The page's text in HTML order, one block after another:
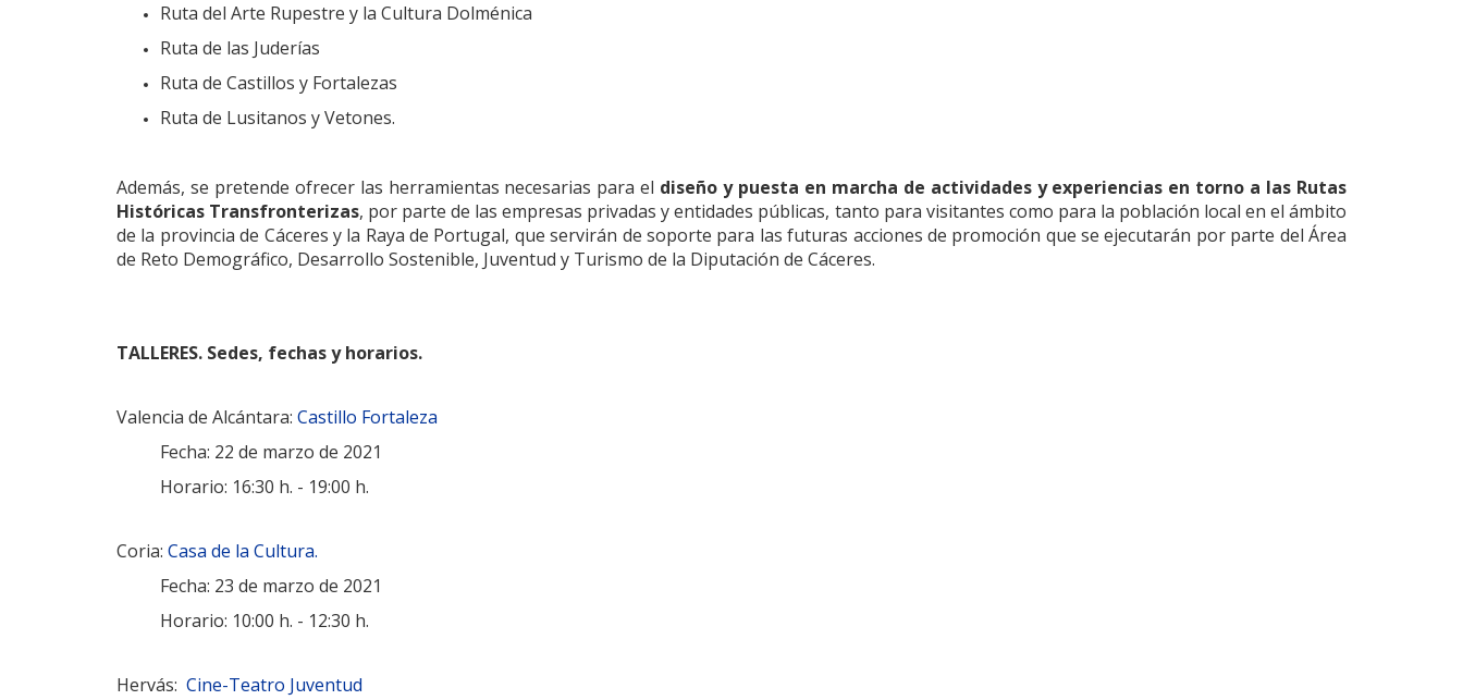
Ruta del Arte Rupestre y la Cultura Dolménica
Ruta de las Juderías
Ruta de Castillos y Fortalezas
Ruta de Lusitanos y Vetones.
Además, se pretende ofrecer las herramientas necesarias para el diseño y puesta en marcha de actividades y experiencias en torno a las Rutas
Históricas Transfronterizas, por parte de las empresas privadas y entidades públicas, tanto para visitantes como para la población local en el ámbito
de la provincia de Cáceres y la Raya de Portugal, que servirán de soporte para las futuras acciones de promoción que se ejecutarán por parte del Área
de Reto Demográfico, Desarrollo Sostenible, Juventud y Turismo de la Diputación de Cáceres.
TALLERES. Sedes, fechas y horarios.
Valencia de Alcántara: Castillo Fortaleza
Fecha: 22 de marzo de 2021
Horario: 16:30 h. - 19:00 h.
Coria: Casa de la Cultura.
Fecha: 23 de marzo de 2021
Horario: 10:00 h. - 12:30 h.
Hervás: Cine-Teatro Juventud